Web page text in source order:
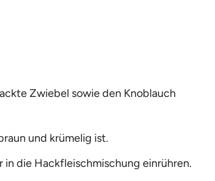
Zwiebel sowie den Knoblauch
und krümelig ist.
in die Hackfleischmischung einrühren.